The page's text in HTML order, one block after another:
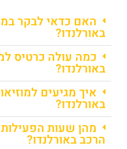
האם כדאי לבקר
באורלנדו?
כמה עולה כרטיס
באורלנדו?
איך מגיעים
באורלנדו?
מהן שעות הפעילות
הרכב באורלנדו?